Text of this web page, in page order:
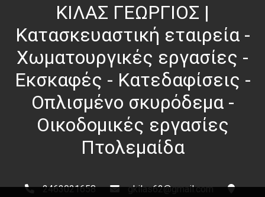
ΚΙΛΑΣ ΓΕΩΡΓΙΟΣ |
Κατασκευαστική εταιρεία -
Χωματουργικές εργασίες -
Εκσκαφές - Κατεδαφίσεις -
Οπλισμένο σκυρόδεμα -
Οικοδομικές εργασίες
Πτολεμαίδα
2463021658 gkilas62@gmail.com